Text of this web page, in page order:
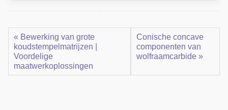
« Bewerking van grote
koudstempelmatrijzen |
Voordelige
maatwerkoplossingen
Conische concave
componenten van
wolfraamcarbide »